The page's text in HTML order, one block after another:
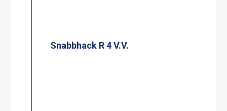
Snabbhack R 4 V.V.